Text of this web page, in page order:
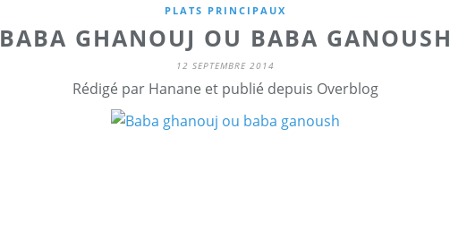
PLATS PRINCIPAUX
BABA GHANOUJ OU BABA GANOUSH
12 SEPTEMBRE 2014
Rédigé par Hanane et publié depuis Overblog